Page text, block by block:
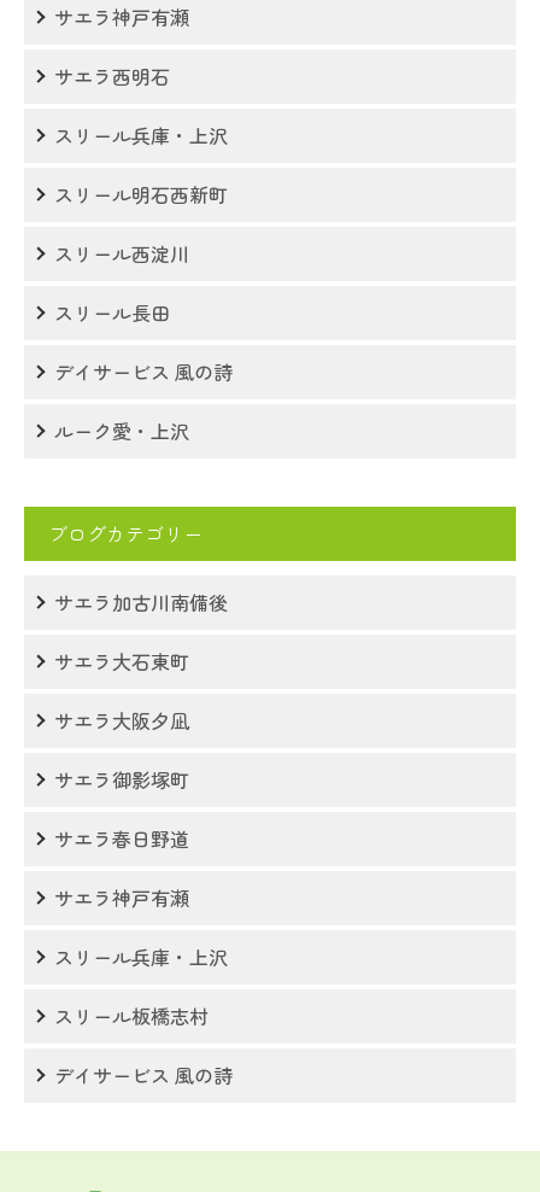
サエラ神戸有瀬
サエラ西明石
スリール兵庫・上沢
スリール明石西新町
スリール西淀川
スリール長田
デイサービス 風の詩
ルーク愛・上沢
ブログカテゴリー
サエラ加古川南備後
サエラ大石東町
サエラ大阪夕凪
サエラ御影塚町
サエラ春日野道
サエラ神戸有瀬
スリール兵庫・上沢
スリール板橋志村
デイサービス 風の詩